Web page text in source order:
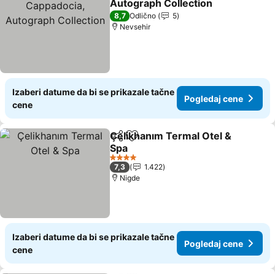
Autograph Collection
8,7 Odlično
5
Nevsehir
Izaberi datume da bi se prikazale tačne
cene
Pogledaj cene
Deli Dodati u favorite
Çelikhanım Termal Otel &
Spa
4 Zvezdice
7,3
1.422
Nigde
Izaberi datume da bi se prikazale tačne
cene
Pogledaj cene